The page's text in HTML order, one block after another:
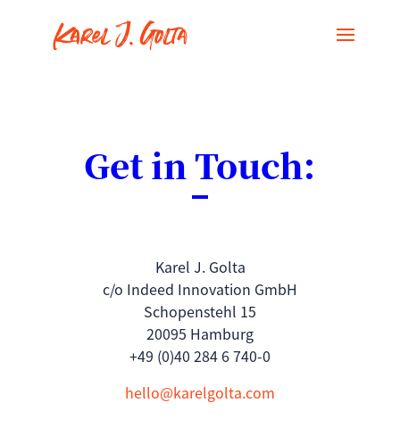
Get in Touch:
Karel J. Golta
c/o Indeed Innovation GmbH
Schopenstehl 15
20095 Hamburg
+49 (0)40 284 6 740-0
hello@karelgolta.com